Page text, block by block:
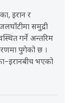
इरान र
समुद्री
गर्ने अन्तरिम
पुगेको छ ।
भएको